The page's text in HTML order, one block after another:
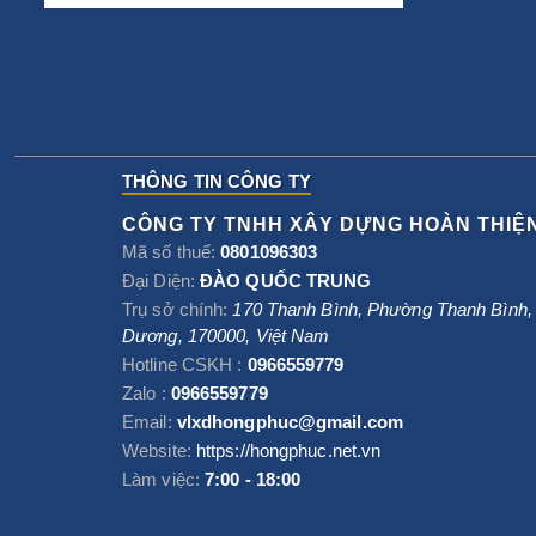
THÔNG TIN CÔNG TY
CÔNG TY TNHH XÂY DỰNG HOÀN
Mã số thuế:0801096303
Đại Diện: ĐÀO QUỐC TRUNG
Trụ sở chính: 170 Thanh Bình, Phường Thanh Bình,
Dương, 170000, Việt Nam
Hotline CSKH : 0966559779
Zalo : 0966559779
Email: vlxdhongphuc@gmail.com
Website: https://hongphuc.net.vn
Làm việc: 7:00 - 18:00